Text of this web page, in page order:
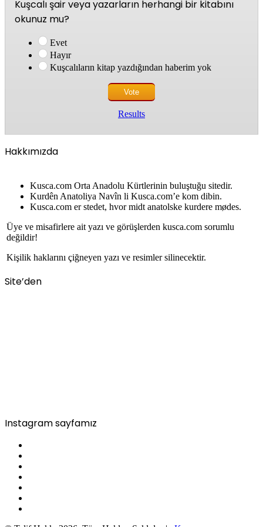
Kuşcalı şair veya yazarların herhangi bir kitabını
okunuz mu?
Evet
Hayır
Kuşcalıların kitap yazdığından haberim yok
Results
Hakkımızda
Kusca.com Orta Anadolu Kürtlerinin buluştuğu sitedir.
Kurdên Anatoliya Navîn li Kusca.com’e kom dibin.
Kusca.com er stedet, hvor midt anatolske kurdere mødes.
Üye ve misafirlere ait yazı ve görüşlerden kusca.com sorumlu
değildir!
Kişilik haklarını çiğneyen yazı ve resimler silinecektir.
Site’den
Instagram sayfamız